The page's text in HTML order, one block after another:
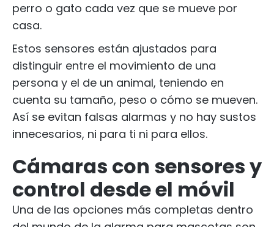
perro o gato cada vez que se mueve por
casa.
Estos sensores están ajustados para
distinguir entre el movimiento de una
persona y el de un animal, teniendo en
cuenta su tamaño, peso o cómo se mueven.
Así se evitan falsas alarmas y no hay sustos
innecesarios, ni para ti ni para ellos.
Cámaras con sensores y
control desde el móvil
Una de las opciones más completas dentro